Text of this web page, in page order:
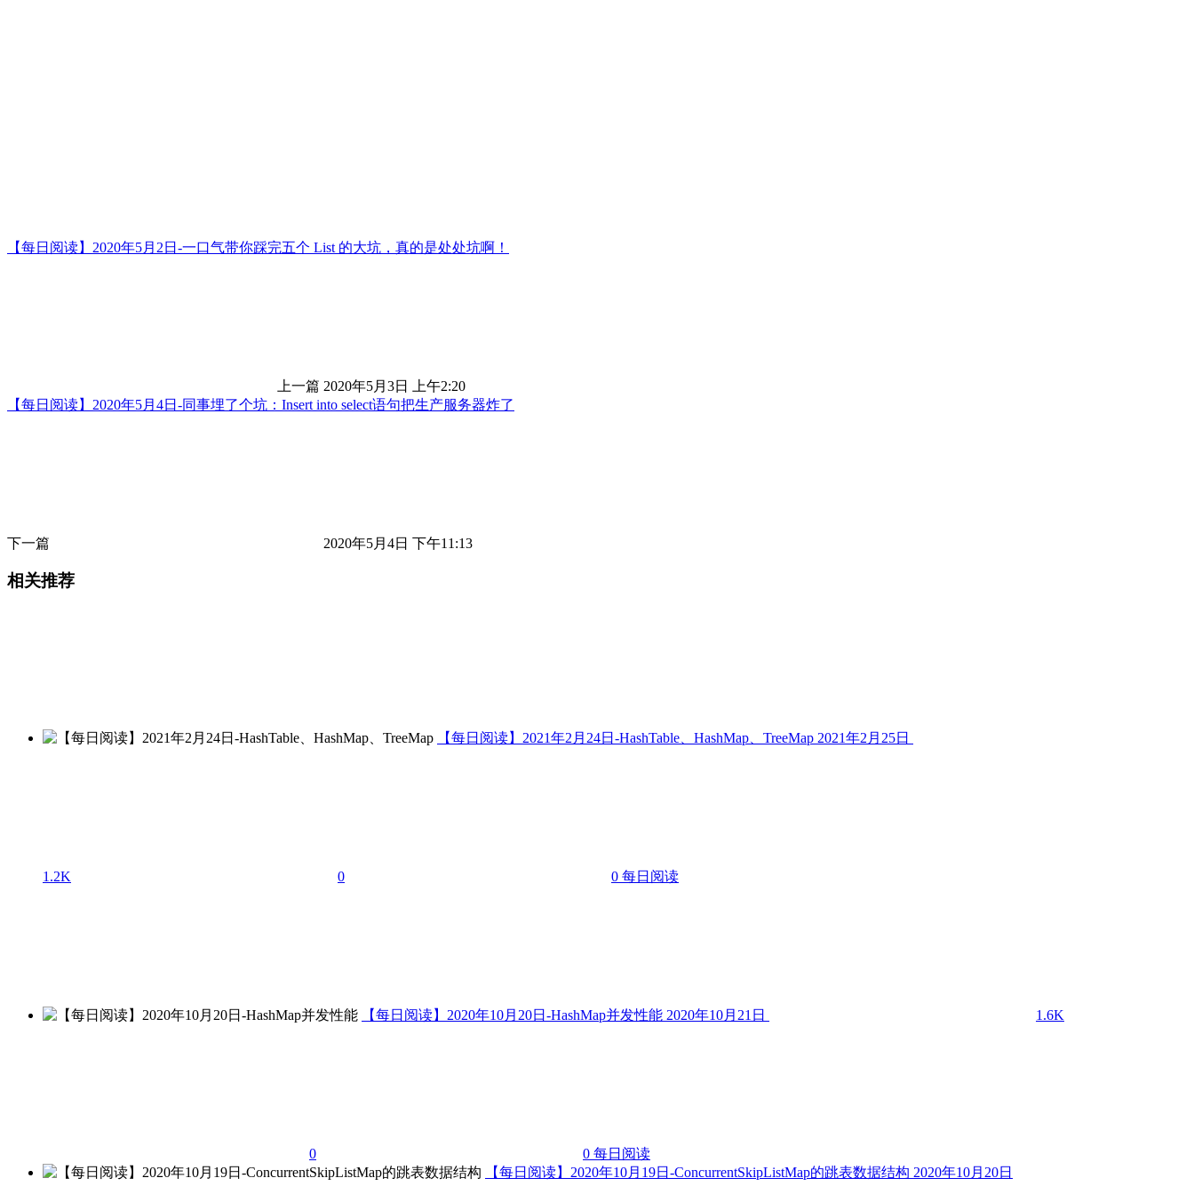
【每日阅读】2020年5月2日-一口气带你踩完五个 List 的大坑，真的是处处坑啊！
上一篇 2020年5月3日 上午2:20
【每日阅读】2020年5月4日-同事埋了个坑：Insert into select语句把生产服务器炸了
下一篇 2020年5月4日 下午11:13
相关推荐
【每日阅读】2021年2月24日-HashTable、HashMap、TreeMap 2021年2月25日
1.2K 0 0 每日阅读
【每日阅读】2020年10月20日-HashMap并发性能 2020年10月21日 1.6K
0 0 每日阅读
【每日阅读】2020年10月19日-ConcurrentSkipListMap的跳表数据结构 2020年10月20日